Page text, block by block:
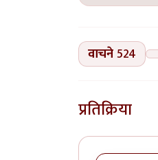
वाचने524
प्रतिक्रिया